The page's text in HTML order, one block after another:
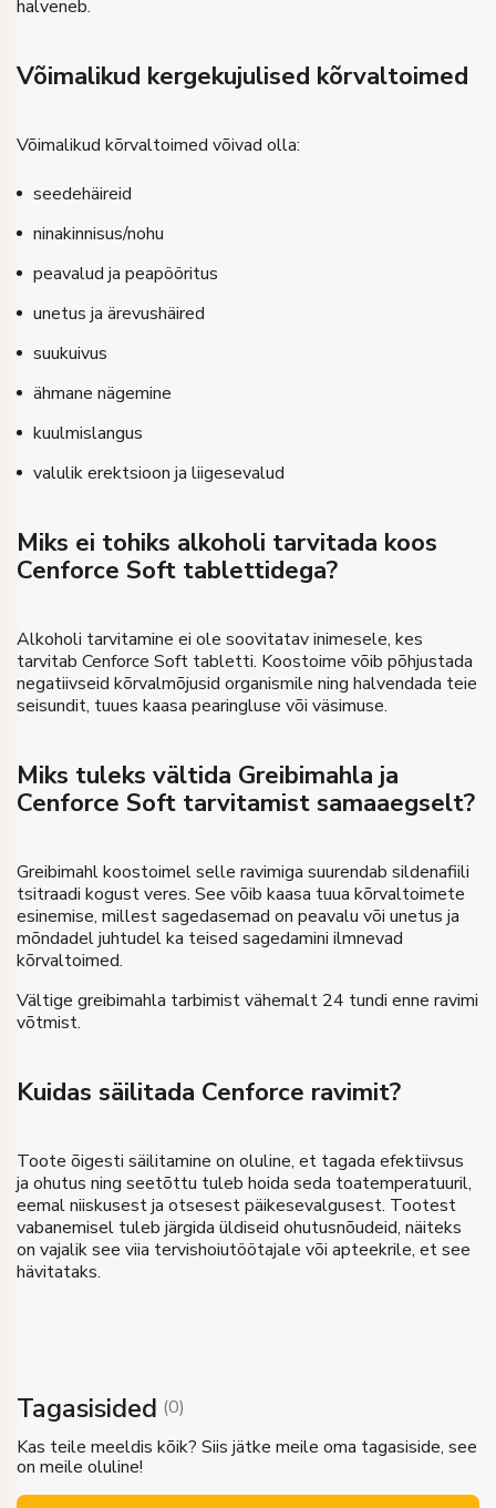
halveneb.
Võimalikud kergekujulised kõrvaltoimed
Võimalikud kõrvaltoimed võivad olla:
seedehäireid
ninakinnisus/nohu
peavalud ja peapööritus
unetus ja ärevushäired
suukuivus
ähmane nägemine
kuulmislangus
valulik erektsioon ja liigesevalud
Miks ei tohiks alkoholi tarvitada koos
Cenforce Soft tablettidega?
Alkoholi tarvitamine ei ole soovitatav inimesele, kes
tarvitab Cenforce Soft tabletti. Koostoime võib põhjustada
negatiivseid kõrvalmõjusid organismile ning halvendada teie
seisundit, tuues kaasa pearingluse või väsimuse.
Miks tuleks vältida Greibimahla ja
Cenforce Soft tarvitamist samaaegselt?
Greibimahl koostoimel selle ravimiga suurendab sildenafiili
tsitraadi kogust veres. See võib kaasa tuua kõrvaltoimete
esinemise, millest sagedasemad on peavalu või unetus ja
mõndadel juhtudel ka teised sagedamini ilmnevad
kõrvaltoimed.
Vältige greibimahla tarbimist vähemalt 24 tundi enne ravimi
võtmist.
Kuidas säilitada Cenforce ravimit?
Toote õigesti säilitamine on oluline, et tagada efektiivsus
ja ohutus ning seetõttu tuleb hoida seda toatemperatuuril,
eemal niiskusest ja otsesest päikesevalgusest. Tootest
vabanemisel tuleb järgida üldiseid ohutusnõudeid, näiteks
on vajalik see viia tervishoiutöötajale või apteekrile, et see
hävitataks.
Tagasisided (0)
Kas teile meeldis kõik? Siis jätke meile oma tagasiside, see
on meile oluline!